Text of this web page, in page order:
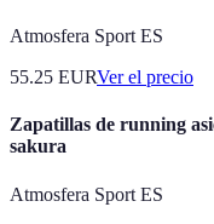
Atmosfera Sport ES
55.25 EURVer el precio
Zapatillas de running
sakura
Atmosfera Sport ES